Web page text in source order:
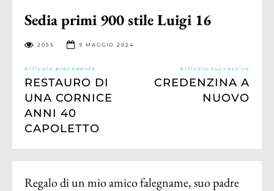
Regalo di un mio amico falegname, suo padre
Sedia primi 900 stile Luigi 16
2055 9 MAGGIO 2024
Articolo precedente
RESTAURO DI
UNA CORNICE
ANNI 40
CAPOLETTO
Articolo successivo
CREDENZINA A
NUOVO